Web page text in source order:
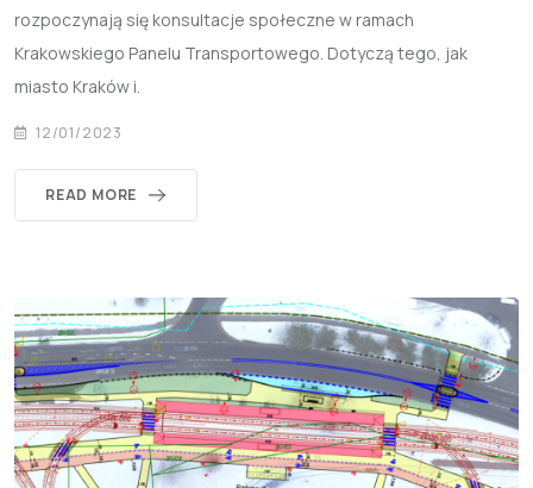
rozpoczynają się konsultacje społeczne w ramach
Krakowskiego Panelu Transportowego. Dotyczą tego, jak
miasto Kraków i.
12/01/2023
READ MORE